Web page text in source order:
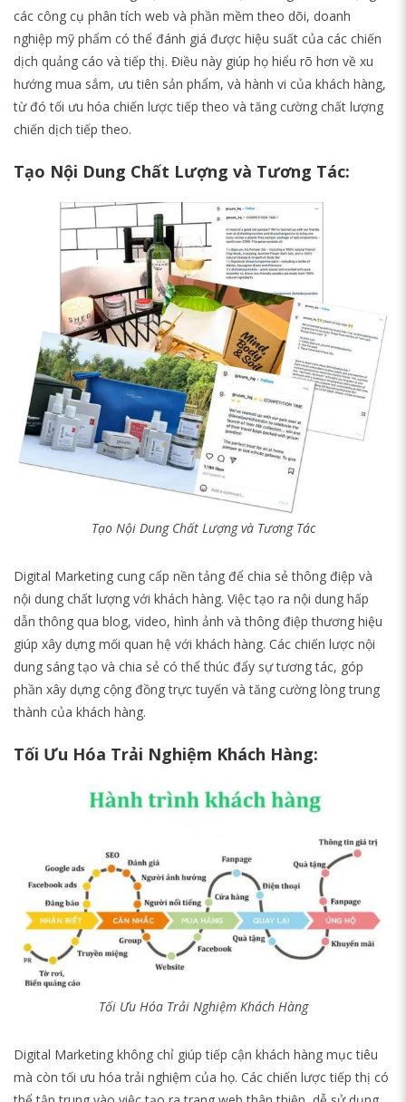
các công cụ phân tích web và phần mềm theo dõi, doanh
nghiệp mỹ phẩm có thể đánh giá được hiệu suất của các chiến
dịch quảng cáo và tiếp thị. Điều này giúp họ hiểu rõ hơn về xu
hướng mua sắm, ưu tiên sản phẩm, và hành vi của khách hàng,
từ đó tối ưu hóa chiến lược tiếp theo và tăng cường chất lượng
chiến dịch tiếp theo.
Tạo Nội Dung Chất Lượng và Tương Tác:
Tạo Nội Dung Chất Lượng và Tương Tác
Digital Marketing cung cấp nền tảng để chia sẻ thông điệp và
nội dung chất lượng với khách hàng. Việc tạo ra nội dung hấp
dẫn thông qua blog, video, hình ảnh và thông điệp thương hiệu
giúp xây dựng mối quan hệ với khách hàng. Các chiến lược nội
dung sáng tạo và chia sẻ có thể thúc đẩy sự tương tác, góp
phần xây dựng cộng đồng trực tuyến và tăng cường lòng trung
thành của khách hàng.
Tối Ưu Hóa Trải Nghiệm Khách Hàng:
Tối Ưu Hóa Trải Nghiệm Khách Hàng
Digital Marketing không chỉ giúp tiếp cận khách hàng mục tiêu
mà còn tối ưu hóa trải nghiệm của họ. Các chiến lược tiếp thị có